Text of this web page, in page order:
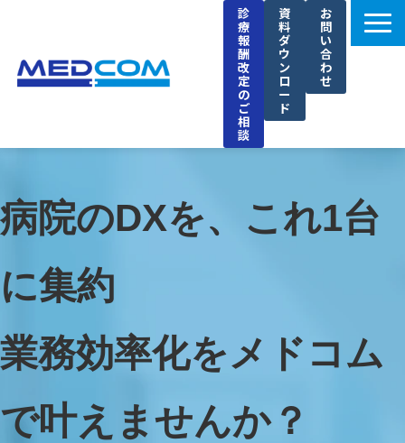
診
療
報
酬
改
定
の
ご
相
談
資
料
ダ
ウ
ン
ロ
ー
ド
お
問
い
合
わ
せ
導入事例
企業情報
病院のDXを、これ1台
に集約
業務効率化をメドコム
で叶えませんか？